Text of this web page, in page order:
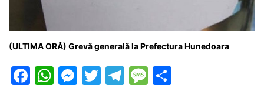
(ULTIMA ORĂ) Grevă generală la Prefectura Hunedoara
F
W M T
T
M